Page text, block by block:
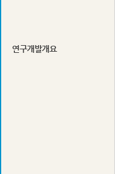
연구개발개요